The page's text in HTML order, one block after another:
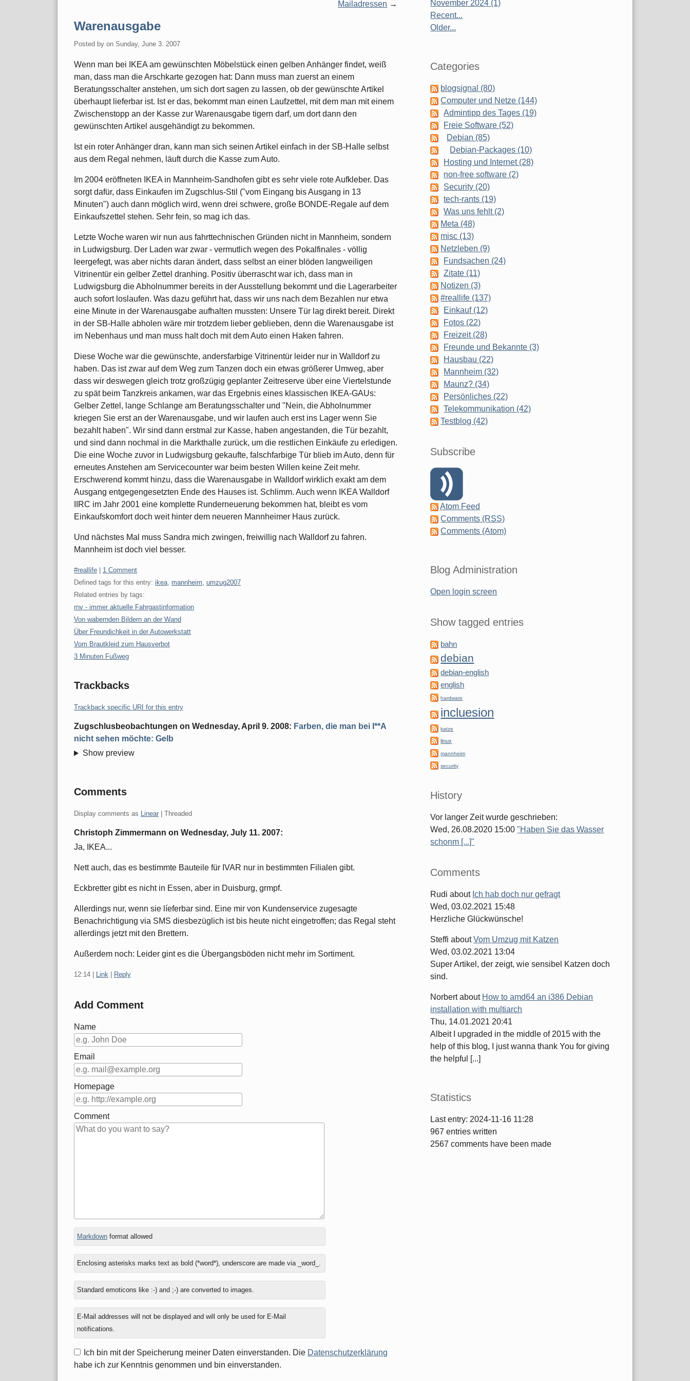
Mailadressen
Warenausgabe
Posted by on Sunday, June 3. 2007
Wenn man bei IKEA am gewünschten Möbelstück einen gelben Anhänger findet, weiß
man, dass man die Arschkarte gezogen hat: Dann muss man zuerst an einem
Beratungsschalter anstehen, um sich dort sagen zu lassen, ob der gewünschte Artikel
überhaupt lieferbar ist. Ist er das, bekommt man einen Laufzettel, mit dem man mit einem
Zwischenstopp an der Kasse zur Warenausgabe tigern darf, um dort dann den
gewünschten Artikel ausgehändigt zu bekommen.
Ist ein roter Anhänger dran, kann man sich seinen Artikel einfach in der SB-Halle selbst
aus dem Regal nehmen, läuft durch die Kasse zum Auto.
Im 2004 eröffneten IKEA in Mannheim-Sandhofen gibt es sehr viele rote Aufkleber. Das
sorgt dafür, dass Einkaufen im Zugschlus-Stil ("vom Eingang bis Ausgang in 13
Minuten") auch dann möglich wird, wenn drei schwere, große BONDE-Regale auf dem
Einkaufszettel stehen. Sehr fein, so mag ich das.
Letzte Woche waren wir nun aus fahrttechnischen Gründen nicht in Mannheim, sondern
in Ludwigsburg. Der Laden war zwar - vermutlich wegen des Pokalfinales - völlig
leergefegt, was aber nichts daran ändert, dass selbst an einer blöden langweiligen
Vitrinentür ein gelber Zettel dranhing. Positiv überrascht war ich, dass man in
Ludwigsburg die Abholnummer bereits in der Ausstellung bekommt und die Lagerarbeiter
auch sofort loslaufen. Was dazu geführt hat, dass wir uns nach dem Bezahlen nur etwa
eine Minute in der Warenausgabe aufhalten mussten: Unsere Tür lag direkt bereit. Direkt
in der SB-Halle abholen wäre mir trotzdem lieber geblieben, denn die Warenausgabe ist
im Nebenhaus und man muss halt doch mit dem Auto einen Haken fahren.
Diese Woche war die gewünschte, andersfarbige Vitrinentür leider nur in Walldorf zu
haben. Das ist zwar auf dem Weg zum Tanzen doch ein etwas größerer Umweg, aber
dass wir deswegen gleich trotz großzügig geplanter Zeitreserve über eine Viertelstunde
zu spät beim Tanzkreis ankamen, war das Ergebnis eines klassischen IKEA-GAUs:
Gelber Zettel, lange Schlange am Beratungsschalter und "Nein, die Abholnummer
kriegen Sie erst an der Warenausgabe, und wir laufen auch erst ins Lager wenn Sie
bezahlt haben". Wir sind dann erstmal zur Kasse, haben angestanden, die Tür bezahlt,
und sind dann nochmal in die Markthalle zurück, um die restlichen Einkäufe zu erledigen.
Die eine Woche zuvor in Ludwigsburg gekaufte, falschfarbige Tür blieb im Auto, denn für
erneutes Anstehen am Servicecounter war beim besten Willen keine Zeit mehr.
Erschwerend kommt hinzu, dass die Warenausgabe in Walldorf wirklich exakt am dem
Ausgang entgegengesetzten Ende des Hauses ist. Schlimm. Auch wenn IKEA Walldorf
IIRC im Jahr 2001 eine komplette Runderneuerung bekommen hat, bleibt es vom
Einkaufskomfort doch weit hinter dem neueren Mannheimer Haus zurück.
Und nächstes Mal muss Sandra mich zwingen, freiwillig nach Walldorf zu fahren.
Mannheim ist doch viel besser.
Categories:
#reallife
1 Comment
Defined tags for this entry: ikea, mannheim, umzug2007
Related entries by tags:
rnv - immer aktuelle Fahrgastinformation
Von wabernden Bildern an der Wand
Über Freundichkeit in der Autowerkstatt
Vom Brautkleid zum Hausverbot
3 Minuten Fußweg
Trackbacks
Trackback specific URI for this entry
Zugschlusbeobachtungen on Wednesday, April 9. 2008: Farben, die man bei I**A
nicht sehen möchte: Gelb
Show preview
Comments
Display comments as Linear | Threaded
Christoph Zimmermann on Wednesday, July 11. 2007:
Ja, IKEA...
Nett auch, das es bestimmte Bauteile für IVAR nur in bestimmten Filialen gibt.
Eckbretter gibt es nicht in Essen, aber in Duisburg, grmpf.
Allerdings nur, wenn sie líeferbar sind. Eine mir von Kundenservice zugesagte
Benachrichtigung via SMS diesbezüglich ist bis heute nicht eingetroffen; das Regal steht
allerdings jetzt mit den Brettern.
Außerdem noch: Leider gint es die Übergangsböden nicht mehr im Sortiment.
12:14 Link Reply
Add Comment
Name
Email
Homepage
Comment
In
reply
to
What
is
nine
eight?
Markdownformat allowed
Enclosing asterisks marks text as bold (*word*), underscore are made via _word_.
Standard emoticons like :-) and ;-) are converted to images.
E-Mail addresses will not be displayed and will only be used for E-Mail
notifications.
Ich bin mit der Speicherung meiner Daten einverstanden. Die Datenschutzerklärung
habe ich zur Kenntnis genommen und bin einverstanden.
November 2024 (1)
Recent...
Older...
Categories
blogsignal (80)
Computer und Netze (144)
Admintipp des Tages (19)
Freie Software (52)
Debian (85)
Debian-Packages (10)
Hosting und Internet (28)
non-free software (2)
Security (20)
tech-rants (19)
Was uns fehlt (2)
Meta (48)
misc (13)
Netzleben (9)
Fundsachen (24)
Zitate (11)
Notizen (3)
#reallife (137)
Einkauf (12)
Fotos (22)
Freizeit (28)
Freunde und Bekannte (3)
Hausbau (22)
Mannheim (32)
Maunz? (34)
Persönliches (22)
Telekommunikation (42)
Testblog (42)
Subscribe
Atom Feed
Comments (RSS)
Comments (Atom)
Blog Administration
Open login screen
Show tagged entries
bahn
debian
debian-english
english
hardware
incluesion
katze
linux
mannheim
security
History
Vor langer Zeit wurde geschrieben:
Wed, 26.08.2020 15:00"Haben Sie das Wasser
schonm [...]"
Comments
Rudi about Ich hab doch nur gefragt
Wed, 03.02.2021 15:48
Herzliche Glückwünsche!
Steffi aboutVom Umzug mit Katzen
Wed, 03.02.2021 13:04
Super Artikel, der zeigt, wie sensibel Katzen doch
sind.
Norbertabout How to amd64 an i386 Debian
installation with multiarch
Thu, 14.01.2021 20:41
Albeit I upgraded in the middle of 2015 with the
help of this blog, I just wanna thank You for giving
the helpful [...]
Statistics
Last entry: 2024-11-16 11:28
967 entries written
2567 comments have been made